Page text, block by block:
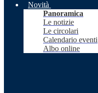
Novità
Panoramica
Le notizie
Le circolari
Calendario eventi
Albo online